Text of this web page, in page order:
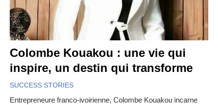
Colombe Kouakou : une vie qui
inspire, un destin qui transforme
SUCCESS STORIES
Entrepreneure franco-ivoirienne, Colombe Kouakou incarne